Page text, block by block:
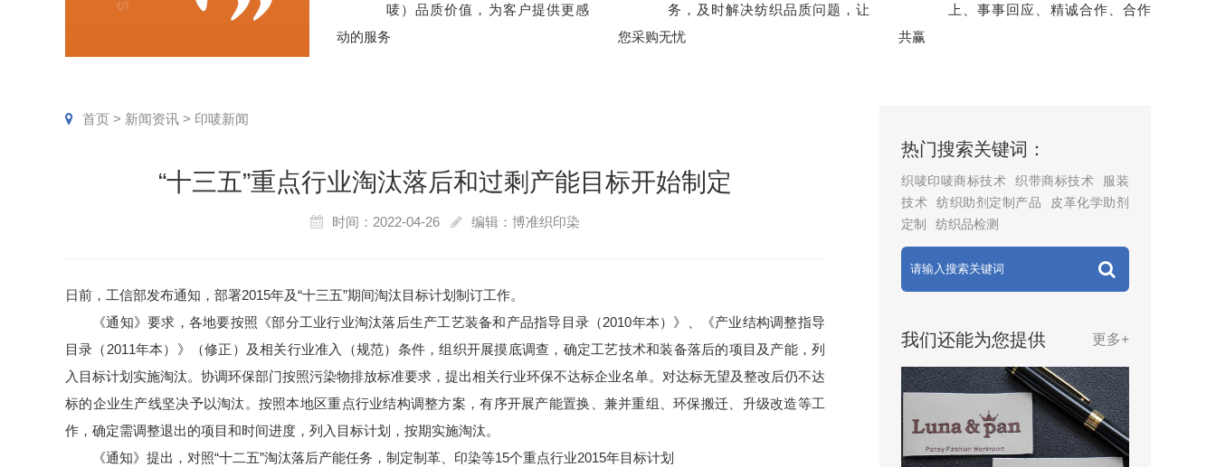
唛）品质价值，为客户提供更感
动的服务
务，及时解决纺织品质问题，让
您采购无忧
上、事事回应、精诚合作、合作
共赢
首页 > 新闻资讯 > 印唛新闻
“十三五”重点行业淘汰落后和过剩产能目标开始制定
时间：2022-04-26 编辑：博准织印染
日前，工信部发布通知，部署2015年及“十三五”期间淘汰目标计划制订工作。
《通知》要求，各地要按照《部分工业行业淘汰落后生产工艺装备和产品指导目录（2010年本）》、《产业结构调整指导
目录（2011年本）》（修正）及相关行业准入（规范）条件，组织开展摸底调查，确定工艺技术和装备落后的项目及产能，列
入目标计划实施淘汰。协调环保部门按照污染物排放标准要求，提出相关行业环保不达标企业名单。对达标无望及整改后仍不达
标的企业生产线坚决予以淘汰。按照本地区重点行业结构调整方案，有序开展产能置换、兼并重组、环保搬迁、升级改造等工
作，确定需调整退出的项目和时间进度，列入目标计划，按期实施淘汰。
《通知》提出，对照“十二五”淘汰落后产能任务，制定制革、印染等15个重点行业2015年目标计划
热门搜索关键词：
织唛印唛商标技术 织带商标技术
服装
技术
纺织助剂定制产品
皮革化学助剂
定制
纺织品检测
我们还能为您提供 更多+